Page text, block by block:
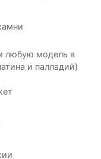
любую модель в
и палладий)